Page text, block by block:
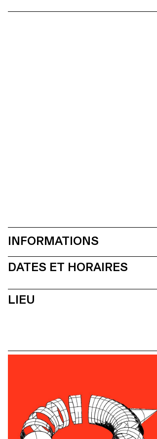
INFORMATIONS
DATES ET HORAIRES
LIEU